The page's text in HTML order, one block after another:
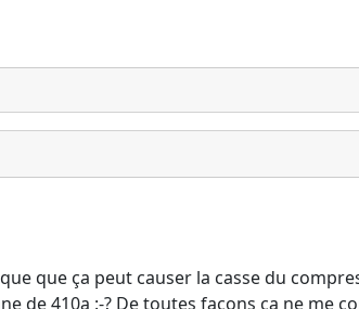
que ça peut causer la casse du
de 410a :-? De toutes façons ça ne me